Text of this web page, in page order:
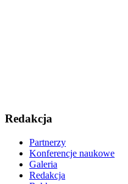
Redakcja
Partnerzy
Konferencje naukowe
Galeria
Redakcja